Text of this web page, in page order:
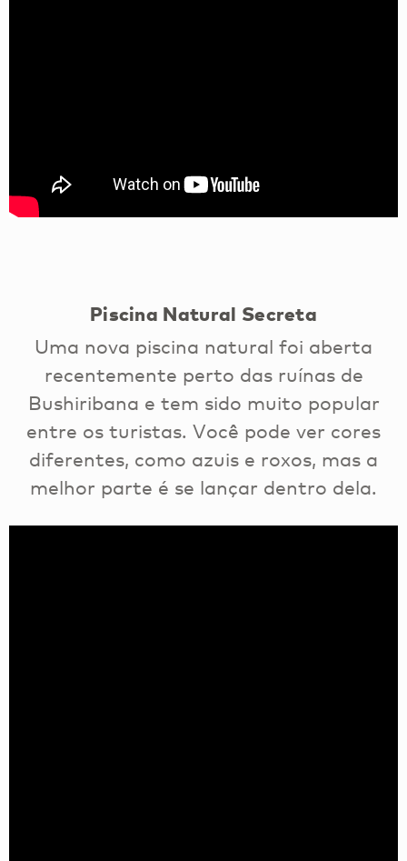
Piscina Natural Secreta
Uma nova piscina natural foi aberta
recentemente perto das ruínas de
Bushiribana e tem sido muito popular
entre os turistas. Você pode ver cores
diferentes, como azuis e roxos, mas a
melhor parte é se lançar dentro dela.